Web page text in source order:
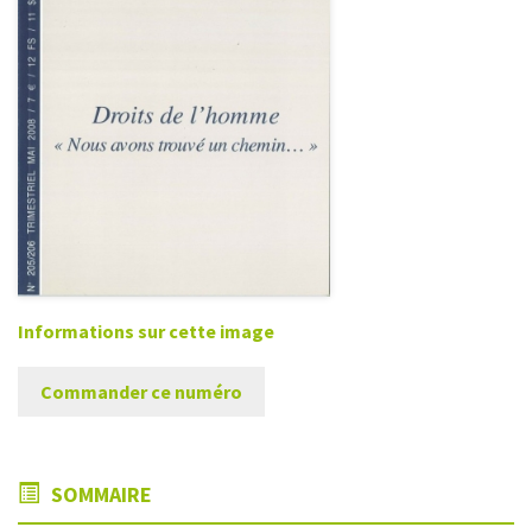
Informations sur cette image
Commander ce numéro
SOMMAIRE